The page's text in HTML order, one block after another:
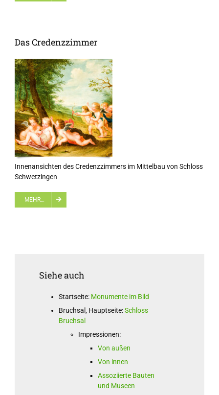
Das Credenzzimmer
Innenansichten des Credenzzimmers im Mittelbau von Schloss
Schwetzingen
MEHR…
Siehe auch
Startseite: Monumente im Bild
Bruchsal, Hauptseite:Schloss
Bruchsal
Impressionen:
Von außen
Von innen
Assoziierte Bauten
und Museen